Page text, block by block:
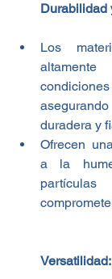
Durabilidad
Los
duradera y
Ofrecen
a la
Versatilidad: